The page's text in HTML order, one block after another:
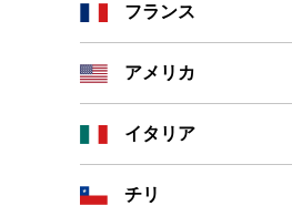
フランス
ボルドー
シャンパーニュ
ブルゴーニュ
アメリカ
カリフォルニア
イタリア
チリ